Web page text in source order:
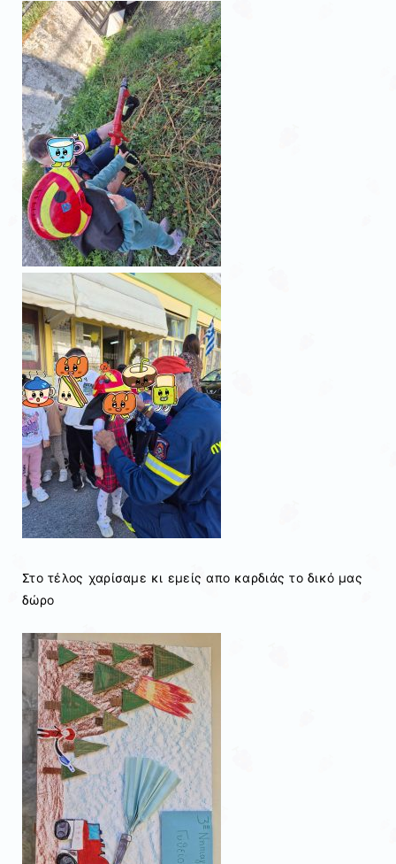
Στο τέλος χαρίσαμε κι εμείς απο καρδιάς το δικό μας
δώρο